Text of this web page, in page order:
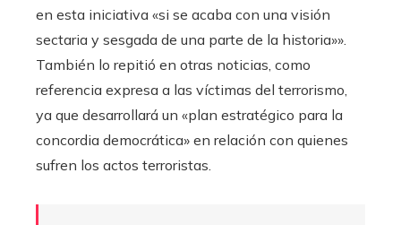
en esta iniciativa «si se acaba con una visión
sectaria y sesgada de una parte de la historia»».
También lo repitió en otras noticias, como
referencia expresa a las víctimas del terrorismo,
ya que desarrollará un «plan estratégico para la
concordia democrática» en relación con quienes
sufren los actos terroristas.